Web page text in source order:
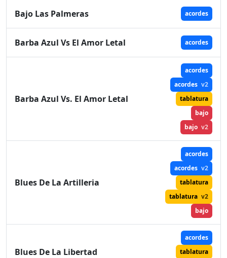
Bajo Las Palmeras acordes
Barba Azul Vs El Amor Letal acordes
Barba Azul Vs. El Amor Letal
acordes
acordes v2
tablatura
bajo
bajo v2
Blues De La Artilleria
acordes
acordes v2
tablatura
tablatura v2
bajo
Blues De La Libertad
acordes
tablatura